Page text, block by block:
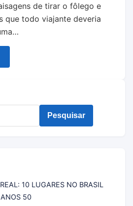
de tirar o fôlego e
que todo viajante deveria
Pesquisar
10 LUGARES NO BRASIL
50